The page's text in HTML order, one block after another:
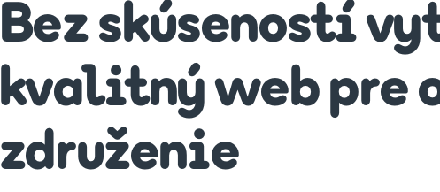
Bez skúseností
kvalitný web pre
združenie